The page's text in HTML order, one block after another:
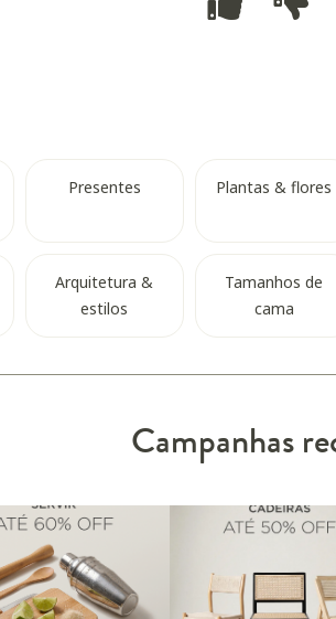
Presentes Plantas & flores
Arquitetura &
estilos
Tamanhos de
cama
Campanhas